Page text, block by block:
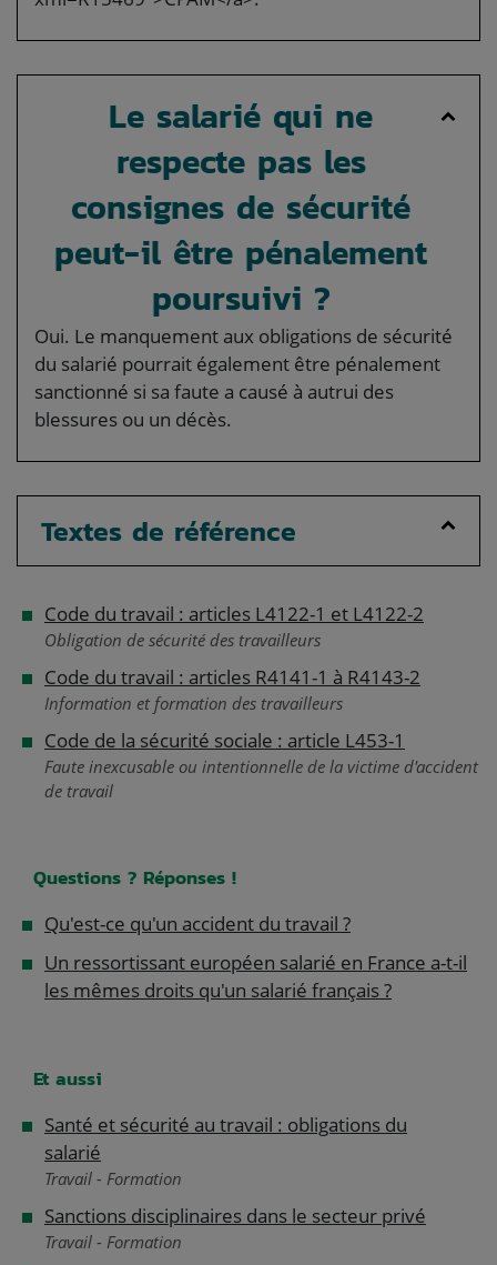
Le salarié qui ne
respecte pas les
consignes de sécurité
peut-il être pénalement
poursuivi ?
Oui. Le manquement aux obligations de sécurité
du salarié pourrait également être pénalement
sanctionné si sa faute a causé à autrui des
blessures ou un décès.
Textes de référence
Code du travail : articles L4122-1 et L4122-2
Obligation de sécurité des travailleurs
Code du travail : articles R4141-1 à R4143-2
Information et formation des travailleurs
Code de la sécurité sociale : article L453-1
Faute inexcusable ou intentionnelle de la victime d'accident
de travail
Questions ? Réponses !
Qu'est-ce qu'un accident du travail ?
Un ressortissant européen salarié en France a-t-il
les mêmes droits qu'un salarié français ?
Et aussi
Santé et sécurité au travail : obligations du
salarié
Travail - Formation
Sanctions disciplinaires dans le secteur privé
Travail - Formation